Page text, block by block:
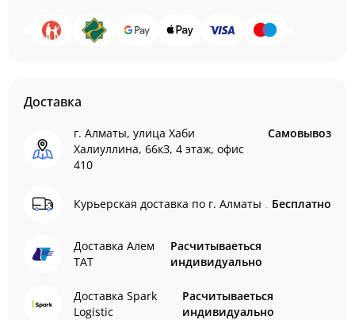
Доставка
г. Алматы, улица Хаби
Халиуллина, 66кЗ, 4 этаж, офис
410
Самовывоз
Курьерская доставка по г. Алматы Бесплатно
Доставка Алем
ТАТ
Расчитываеться
индивидуально
Доставка Spark
Logistic
Расчитываеться
индивидуально